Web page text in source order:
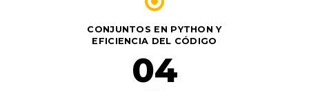
CONJUNTOS EN PYTHON Y
EFICIENCIA DEL CÓDIGO
04